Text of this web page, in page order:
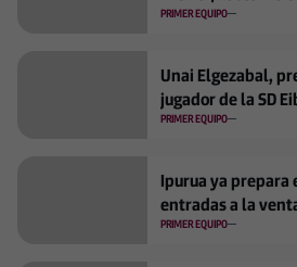
PRIMER EQUIPO
Unai Elgezabal,
jugador de la SD
PRIMER EQUIPO
Ipurua ya prepara
entradas a la
jornadas
PRIMER EQUIPO